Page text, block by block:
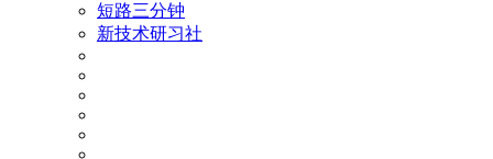
短路三分钟
新技术研习社